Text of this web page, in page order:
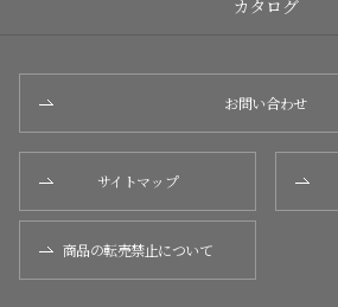
カタログ
お問い合わせ
サイトマップ
商品の転売禁止について